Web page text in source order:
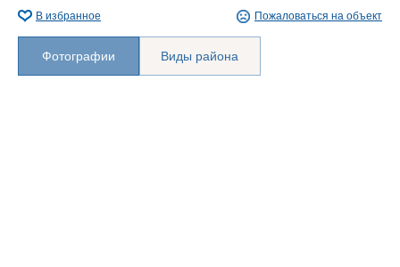
В избранное
Пожаловаться на объект
Фотографии Виды района